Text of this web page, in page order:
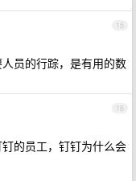
15
员的行踪，是有用的数
16
的员工，钉钉为什么会